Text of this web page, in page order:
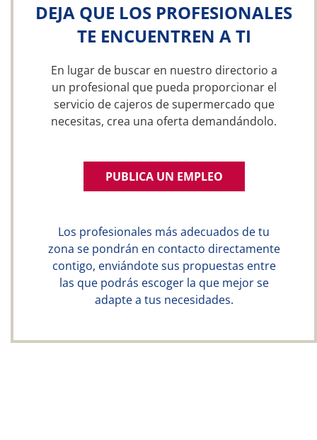
DEJA QUE LOS PROFESIONALES
TE ENCUENTREN A TI
En lugar de buscar en nuestro directorio a
un profesional que pueda proporcionar el
servicio de cajeros de supermercado que
necesitas, crea una oferta demandándolo.
PUBLICA UN EMPLEO
Los profesionales más adecuados de tu
zona se pondrán en contacto directamente
contigo, enviándote sus propuestas entre
las que podrás escoger la que mejor se
adapte a tus necesidades.